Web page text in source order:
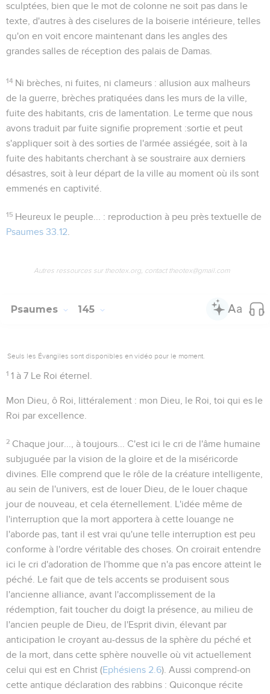
sculptées, bien que le mot de colonne ne soit pas dans le
texte, d'autres à des ciselures de la boiserie intérieure, telles
qu'on en voit encore maintenant dans les angles des
grandes salles de réception des palais de Damas.
14 Ni brèches, ni fuites, ni clameurs : allusion aux malheurs
de la guerre, brèches pratiquées dans les murs de la ville,
fuite des habitants, cris de lamentation. Le terme que nous
avons traduit par fuite signifie proprement :sortie et peut
s'appliquer soit à des sorties de l'armée assiégée, soit à la
fuite des habitants cherchant à se soustraire aux derniers
désastres, soit à leur départ de la ville au moment où ils sont
emmenés en captivité.
15 Heureux le peuple...
: reproduction à peu près textuelle de
Psaumes 33.12
Autres ressources sur theotex.org, contact theotex@gmail.com
Psaumes 145
Seuls les Évangiles sont disponibles en vidéo pour le moment.
1 1 à 7 Le Roi éternel.
Mon Dieu, ô Roi , littéralement : mon Dieu, le Roi , toi qui es le
Roi par excellence.
2 Chaque jour..., à toujours...
C'est ici le cri de l'âme humaine
subjuguée par la vision de la gloire et de la miséricorde
divines. Elle comprend que le rôle de la créature intelligente,
au sein de l'univers, est de louer Dieu, de le louer chaque
jour de nouveau, et cela éternellement. L'idée même de
l'interruption que la mort apportera à cette louange ne
l'aborde pas, tant il est vrai qu'une telle interruption est peu
conforme à l'ordre véritable des choses. On croirait entendre
ici le cri d'adoration de l'homme que n'a pas encore atteint le
péché. Le fait que de tels accents se produisent sous
l'ancienne alliance, avant l'accomplissement de la
rédemption, fait toucher du doigt la présence, au milieu de
l'ancien peuple de Dieu, de l'Esprit divin, élevant par
anticipation le croyant au-dessus de la sphère du péché et
de la mort, dans cette sphère nouvelle où vit actuellement
celui qui est en Christ (Ephésiens 2.6). Aussi comprend-on
cette antique déclaration des rabbins : Quiconque récite